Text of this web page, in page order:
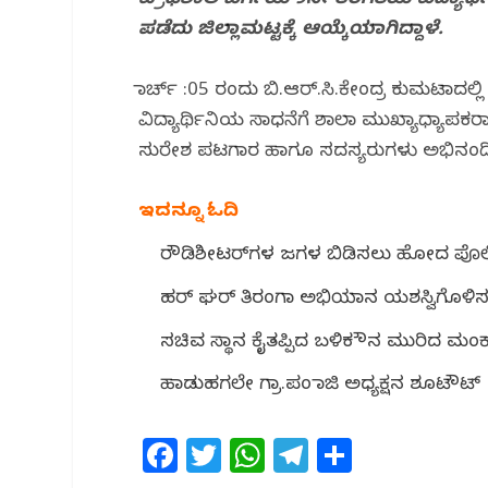
o
k
p
p
m
ಪಡೆದು ಜಿಲ್ಲಾ‌ಮಟ್ಟಕ್ಕೆ ಆಯ್ಕೆಯಾಗಿದ್ದಾಳೆ.
ಮಾರ್ಚ್ :05 ರಂದು ಬಿ.ಆರ್.ಸಿ.ಕೇಂದ್ರ
ವಿದ್ಯಾರ್ಥಿನಿಯ ಸಾಧನೆಗೆ ಶಾಲಾ
ಸುರೇಶ ಪಟಗಾರ ಹಾಗೂ ಸದಸ್ಯರುಗಳು
ಇದನ್ನೂ ಓದಿ
ರೌಡಿಶೀಟರ್‌ಗಳ ಜಗಳ ಬಿಡಿಸಲು ಹೋದ
ಹರ್ ಘರ್ ತಿರಂಗಾ ಅಭಿಯಾನ
ಸಚಿವ ಸ್ಥಾನ ಕೈತಪ್ಪಿದ ಬಳಿಕ ಮೌನ ಮುರಿದ
ಹಾಡುಹಗಲೇ ಗ್ರಾ.ಪಂ ಮಾಜಿ ಅಧ್ಯಕ್ಷನ ಶೂಟೌಟ್
F T W T